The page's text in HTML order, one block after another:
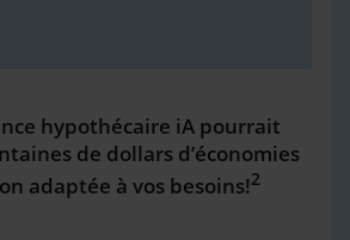
hypothécaire iA pourrait
de dollars d’économies
adaptée à vos besoins!2